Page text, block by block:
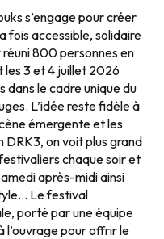
s’engage pour créer
fois accessible, solidaire
800 personnes en
3 et 4 juillet 2026
dans le cadre unique du
L’idée reste fidèle à
émergente et les
on voit plus grand
chaque soir et
après-midi ainsi
Le festival
porté par une équipe
pour offrir le